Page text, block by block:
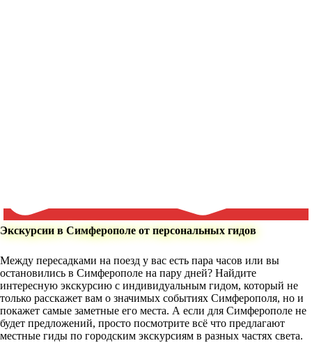
Экскурсии в Симферополе от персональных гидов
Между пересадками на поезд у вас есть пара часов или вы
остановились в Симферополе на пару дней? Найдите
интересную экскурсию с индивидуальным гидом, который не
только расскажет вам о значимых событиях Симферополя, но и
покажет самые заметные его места. А если для Симферополе не
будет предложений, просто посмотрите всё что предлагают
местные гиды по городским экскурсиям в разных частях света.